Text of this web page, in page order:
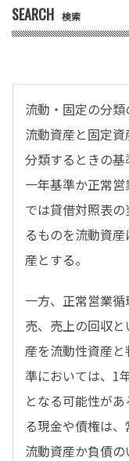
SEARCH 検索
流動・固定の分
流動資産と固定
分類するときの
一年基準か正常
では貸借対照表
るものを流動資
産とする。
一方、正常営業
売、売上の回収
産を流動性資産
準においては、1
となる可能性が
る現金や債権は
流動資産か負債の